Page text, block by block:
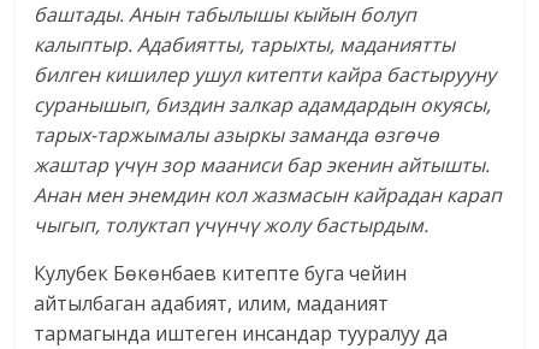
баштады. Анын табылышы кыйын болуп
калыптыр. Адабиятты, тарыхты, маданиятты
билген кишилер ушул китепти кайра бастырууну
суранышып, биздин залкар адамдардын окуясы,
тарых-таржымалы азыркы заманда өзгөчө
жаштар үчүн зор мааниси бар экенин айтышты.
Анан мен энемдин кол жазмасын кайрадан карап
чыгып, толуктап үчүнчү жолу бастырдым.
Кулубек Бөкөнбаев китепте буга чейин
айтылбаган адабият, илим, маданият
тармагында иштеген инсандар тууралуу да